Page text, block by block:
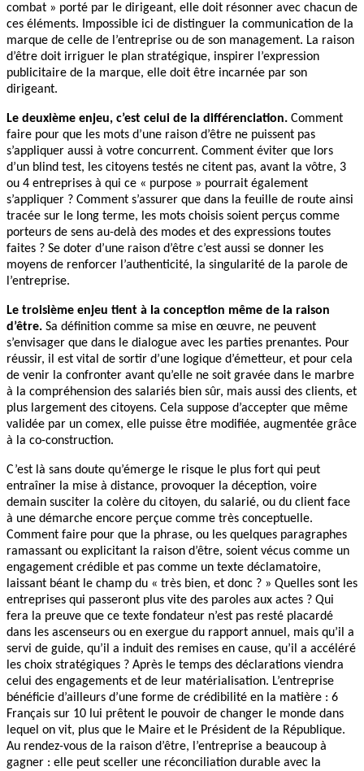
combat » porté par le dirigeant, elle doit résonner avec chacun de
ces éléments. Impossible ici de distinguer la communication de la
marque de celle de l’entreprise ou de son management. La raison
d’être doit irriguer le plan stratégique, inspirer l’expression
publicitaire de la marque, elle doit être incarnée par son
dirigeant.
Le deuxième enjeu, c’est celui de la différenciation. Comment
faire pour que les mots d’une raison d’être ne puissent pas
s’appliquer aussi à votre concurrent. Comment éviter que lors
d’un blind test, les citoyens testés ne citent pas, avant la vôtre, 3
ou 4 entreprises à qui ce « purpose » pourrait également
s’appliquer ? Comment s’assurer que dans la feuille de route ainsi
tracée sur le long terme, les mots choisis soient perçus comme
porteurs de sens au-delà des modes et des expressions toutes
faites ? Se doter d’une raison d’être c’est aussi se donner les
moyens de renforcer l’authenticité, la singularité de la parole de
l’entreprise.
Le troisième enjeu tient à la conception même de la raison
d’être. Sa définition comme sa mise en œuvre, ne peuvent
s’envisager que dans le dialogue avec les parties prenantes. Pour
réussir, il est vital de sortir d’une logique d’émetteur, et pour cela
de venir la confronter avant qu’elle ne soit gravée dans le marbre
à la compréhension des salariés bien sûr, mais aussi des clients, et
plus largement des citoyens. Cela suppose d’accepter que même
validée par un comex, elle puisse être modifiée, augmentée grâce
à la co-construction.
C’est là sans doute qu’émerge le risque le plus fort qui peut
entraîner la mise à distance, provoquer la déception, voire
demain susciter la colère du citoyen, du salarié, ou du client face
à une démarche encore perçue comme très conceptuelle.
Comment faire pour que la phrase, ou les quelques paragraphes
ramassant ou explicitant la raison d’être, soient vécus comme un
engagement crédible et pas comme un texte déclamatoire,
laissant béant le champ du « très bien, et donc ? » Quelles sont les
entreprises qui passeront plus vite des paroles aux actes ? Qui
fera la preuve que ce texte fondateur n’est pas resté placardé
dans les ascenseurs ou en exergue du rapport annuel, mais qu’il a
servi de guide, qu’il a induit des remises en cause, qu’il a accéléré
les choix stratégiques ? Après le temps des déclarations viendra
celui des engagements et de leur matérialisation. L’entreprise
bénéficie d’ailleurs d’une forme de crédibilité en la matière : 6
Français sur 10 lui prêtent le pouvoir de changer le monde dans
lequel on vit, plus que le Maire et le Président de la République.
Au rendez-vous de la raison d’être, l’entreprise a beaucoup à
gagner : elle peut sceller une réconciliation durable avec la